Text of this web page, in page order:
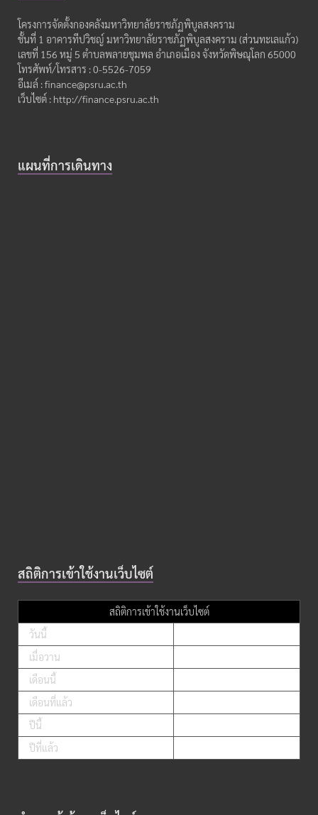
โครงการจัดตั้งกองคลังมหาวิทยาลัยราชภัฏพิบูลสงคราม
ชั้นที่ 1 อาคารทีปวิชญ์ มหาวิทยาลัยราชภัฏพิบูลสงคราม (ส่วนทะเลแก้ว)
เลขที่ 156 หมู่ 5 ตำบลพลายชุมพล อำเภอเมือง จังหวัดพิษณุโลก 65000
โทรศัพท์/โทรสาร : 0-5526-7059
อีเมล์ : finance@psru.ac.th
เว็บไซต์ : http://finance.psru.ac.th
แผนที่การเดินทาง
สถิติการเข้าใช้งานเว็บไซต์
สถิติการเข้าใช้งานเว็บไซต์
วันนี้
เมื่อวาน
เดือนนี้
เดือนที่แล้ว
ปีนี้
ปีที่แล้ว